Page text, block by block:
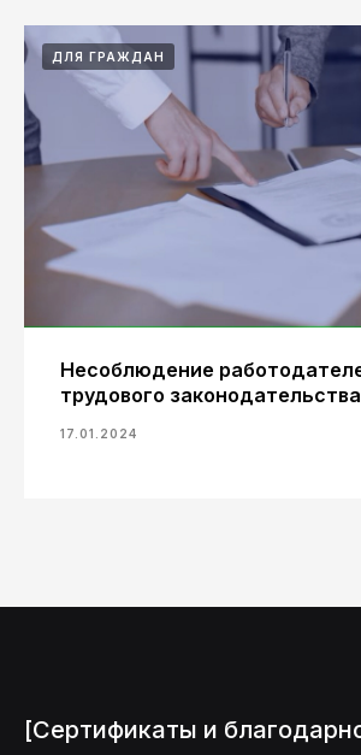
ДЛЯ ГРАЖДАН
Несоблюдение
трудового законодательства
17.01.2024
[Сертификаты и